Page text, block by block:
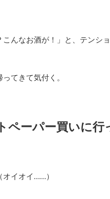
こんなお酒が！」と、テンシ
てきて気付く。
ペーパー買いに行
オイオイ……）